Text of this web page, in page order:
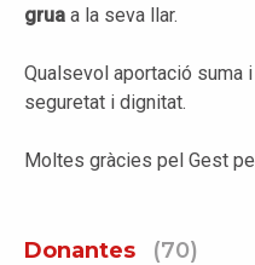
grua a la seva llar.
Qualsevol aportació suma
seguretat i dignitat.
Moltes gràcies pel Gest
Donantes (70)